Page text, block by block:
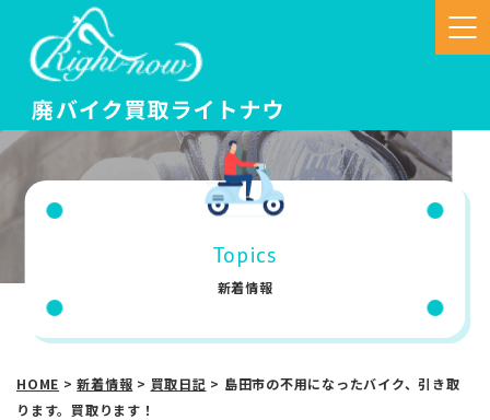
Topics
新着情報
HOME >新着情報 > 買取日記 > 島田市の不用になったバイク、引き取
ります。買取ります！